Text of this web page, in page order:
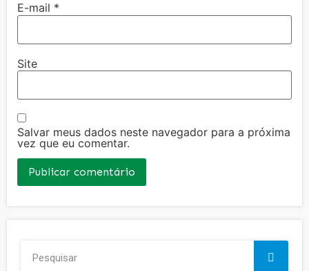
E-mail *
Site
Salvar meus dados neste navegador para a próxima
vez que eu comentar.